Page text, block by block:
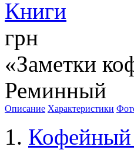
Книги
грн
«Заметки
Реминный
Описание Характеристики
Кофейный